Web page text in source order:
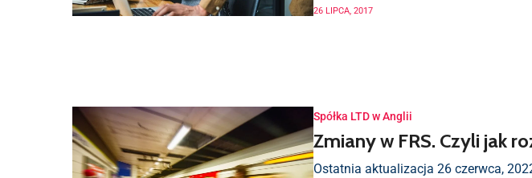
26 LIPCA, 2017
Spółka LTD w Anglii
Zmiany w FRS. Czyli jak
Ostatnia aktualizacja 26 czerwca,